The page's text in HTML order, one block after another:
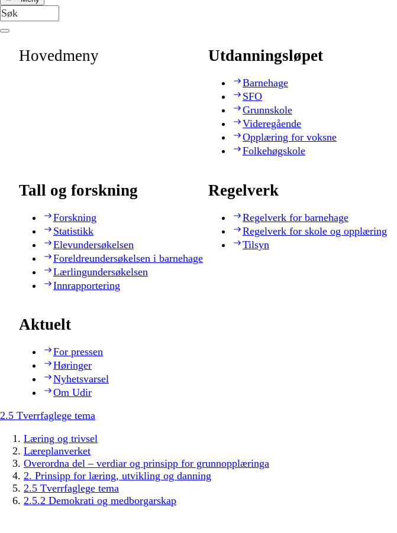
Hovedmeny Utdanningsløpet
Barnehage
SFO
Grunnskole
Videregående
Opplæring for voksne
Folkehøgskole
Tall og forskning
Forskning
Statistikk
Elevundersøkelsen
Foreldreundersøkelsen i barnehage
Lærlingundersøkelsen
Innrapportering
Regelverk
Regelverk for barnehage
Regelverk for skole og opplæring
Tilsyn
Aktuelt
For pressen
Høringer
Nyhetsvarsel
Om Udir
2.5 Tverrfaglege tema
Læring og trivsel
Læreplanverket
Overordna del – verdiar og prinsipp for grunnopplæringa
2. Prinsipp for læring, utvikling og danning
2.5 Tverrfaglege tema
2.5.2 Demokrati og medborgarskap